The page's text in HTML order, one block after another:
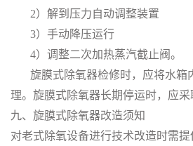
2）解到压力自动调整装置
3）手动降压运行
4）调整二次加热蒸汽截止阀。
旋膜式除氧器检修时，应将水箱
理。旋膜式除氧器长期停运时，应采
九、旋膜式除氧器改造须知
对老式除氧设备进行技术改造时需提